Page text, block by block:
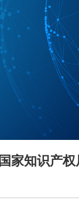
国家知识产